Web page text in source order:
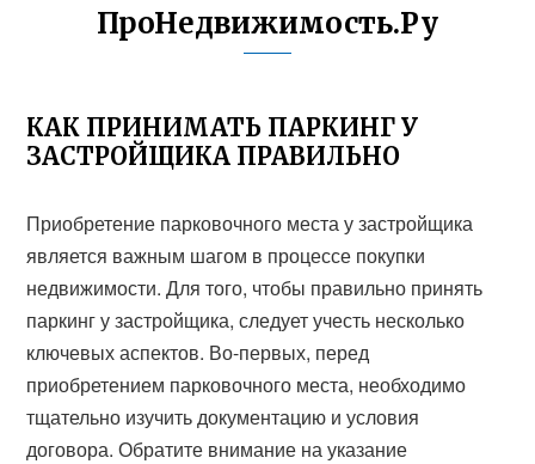
ПроНедвижимость.Ру
КАК ПРИНИМАТЬ ПАРКИНГ У
ЗАСТРОЙЩИКА ПРАВИЛЬНО
Приобретение парковочного места у застройщика
является важным шагом в процессе покупки
недвижимости. Для того, чтобы правильно принять
паркинг у застройщика, следует учесть несколько
ключевых аспектов. Во-первых, перед
приобретением парковочного места, необходимо
тщательно изучить документацию и условия
договора. Обратите внимание на указание